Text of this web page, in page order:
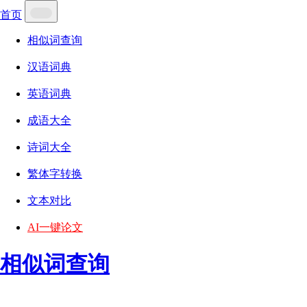
首页
相似词查询
汉语词典
英语词典
成语大全
诗词大全
繁体字转换
文本对比
AI一键论文
相似词查询